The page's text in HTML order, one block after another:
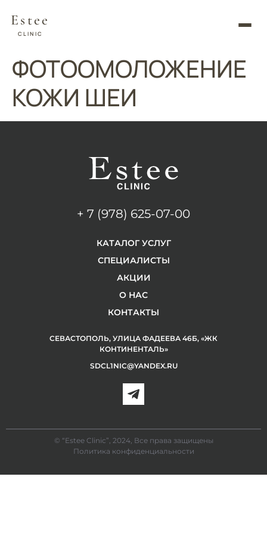
Estee
CLINIC
ФОТООМОЛОЖЕНИЕ
КОЖИ ШЕИ
КАТАЛОГ УСЛУГ
СПЕЦИАЛИСТЫ
АКЦИИ
О НАС
КОНТАКТЫ
+ 7 (978) 625-07-00
СЕВАСТОПОЛЬ, УЛИЦА ФАДЕЕВА 46Б, «ЖК
КОНТИНЕНТАЛЬ»
SDCL1NIC@YANDEX.RU
© “Estee Clinic”, 2024, Все права защищены
Политика конфиденциальности